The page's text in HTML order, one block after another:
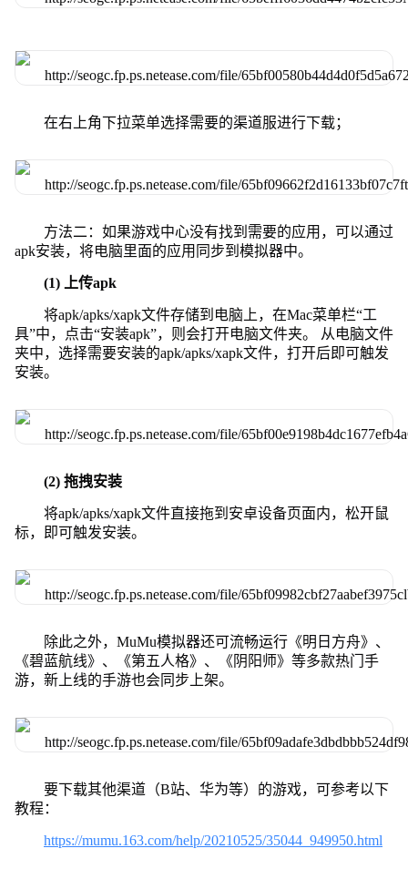
在右上角下拉菜单选择需要的渠道服进行下载；
方法二：如果游戏中心没有找到需要的应用，可以通过
apk安装，将电脑里面的应用同步到模拟器中。
(1) 上传apk
将apk/apks/xapk文件存储到电脑上，在Mac菜单栏“工
具”中，点击“安装apk”，则会打开电脑文件夹。 从电脑文件
夹中，选择需要安装的apk/apks/xapk文件，打开后即可触发
安装。
(2) 拖拽安装
将apk/apks/xapk文件直接拖到安卓设备页面内，松开鼠
标，即可触发安装。
除此之外，MuMu模拟器还可流畅运行《明日方舟》、
《碧蓝航线》、《第五人格》、《阴阳师》等多款热门手
游，新上线的手游也会同步上架。
要下载其他渠道（B站、华为等）的游戏，可参考以下
教程：
https://mumu.163.com/help/20210525/35044_949950.html